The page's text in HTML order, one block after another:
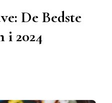
De Bedste
i 2024